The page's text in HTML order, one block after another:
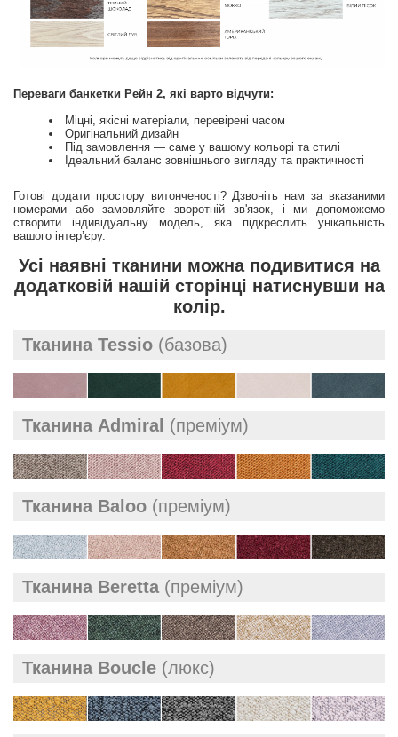
Переваги банкетки Рейн 2, які варто відчути:
Міцні, якісні матеріали, перевірені часом
Оригінальний дизайн
Під замовлення — саме у вашому кольорі та стилі
Ідеальний баланс зовнішнього вигляду та практичності
Готові додати простору витонченості? Дзвоніть нам за вказаними
номерами або замовляйте зворотній зв'язок, і ми допоможемо
створити індивідуальну модель, яка підкреслить унікальність
вашого інтер’єру.
Усі наявні тканини можна подивитися на
додатковій нашій сторінці натиснувши на
колір.
Тканина Tessio (базова)
Тканина Admiral (преміум)
Тканина Baloo (преміум)
Тканина Beretta (преміум)
Тканина Boucle (люкс)